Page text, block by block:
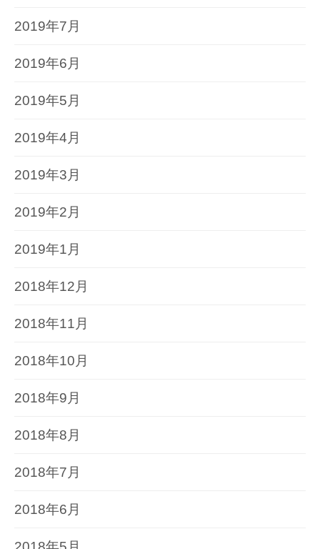
2019年7月
2019年6月
2019年5月
2019年4月
2019年3月
2019年2月
2019年1月
2018年12月
2018年11月
2018年10月
2018年9月
2018年8月
2018年7月
2018年6月